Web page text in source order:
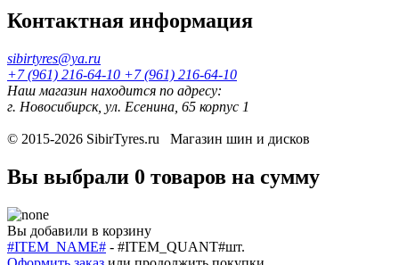
Контактная информация
sibirtyres@ya.ru
+7 (961) 216-64-10 +7 (961) 216-64-10
Наш магазин находится по адресу:
г. Новосибирск, ул. Есенина, 65 корпус 1
© 2015-2026 SibirTyres.ru Магазин шин и дисков
Вы выбрали 0 товаров на сумму
Вы добавили в корзину
#ITEM_NAME# - #ITEM_QUANT#шт.